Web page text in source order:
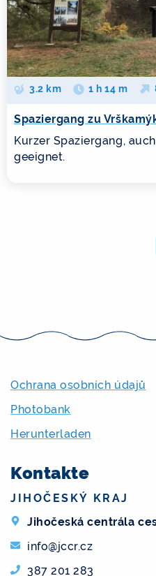
3.2 km 1 h 14 m
Spaziergang zu
Kurzer Spaziergang,
geeignet.
Ochrana osobních údajů
Photobank
Herunterladen
Kontakte
JIHOČESKÝ KRAJ
Jihočeská centrála
info@jccr.cz
387 201 283